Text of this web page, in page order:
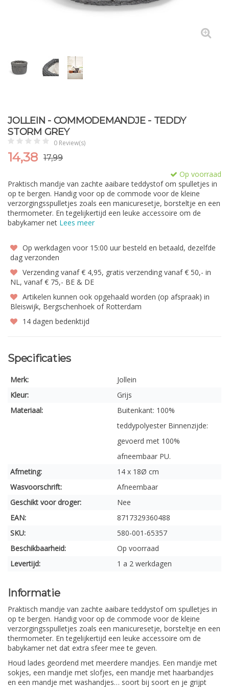
JOLLEIN - COMMODEMANDJE - TEDDY
STORM GREY
0 Review(s)
14,38 17,99
Op voorraad
Praktisch mandje van zachte aaibare teddystof om spulletjes in
op te bergen. Handig voor op de commode voor de kleine
verzorgingsspulletjes zoals een manicuresetje, borsteltje en een
thermometer. En tegelijkertijd een leuke accessoire om de
babykamer net Lees meer
Op werkdagen voor 15:00 uur besteld en betaald, dezelfde
dag verzonden
Verzending vanaf € 4,95, gratis verzending vanaf € 50,- in
NL, vanaf € 75,- BE & DE
Artikelen kunnen ook opgehaald worden (op afspraak) in
Bleiswijk, Bergschenhoek of Rotterdam
14 dagen bedenktijd
Specificaties
Merk:
Jollein
Kleur:
Grijs
Materiaal:
Buitenkant: 100%
teddypolyester Binnenzijde:
gevoerd met 100%
afneembaar PU.
Afmeting:
14 x 18Ø cm
Wasvoorschrift:
Afneembaar
Geschikt voor droger:
Nee
EAN:
8717329360488
SKU:
580-001-65357
Beschikbaarheid:
Op voorraad
Levertijd:
1 a 2 werkdagen
Informatie
Praktisch mandje van zachte aaibare teddystof om spulletjes in
op te bergen. Handig voor op de commode voor de kleine
verzorgingsspulletjes zoals een manicuresetje, borsteltje en een
thermometer. En tegelijkertijd een leuke accessoire om de
babykamer net dat extra sfeer mee te geven.
Houd lades geordend met meerdere mandjes. Een mandje met
sokjes, een mandje met slofjes, een mandje met haarbandjes
en een mandje met washandjes… soort bij soort en je grijpt